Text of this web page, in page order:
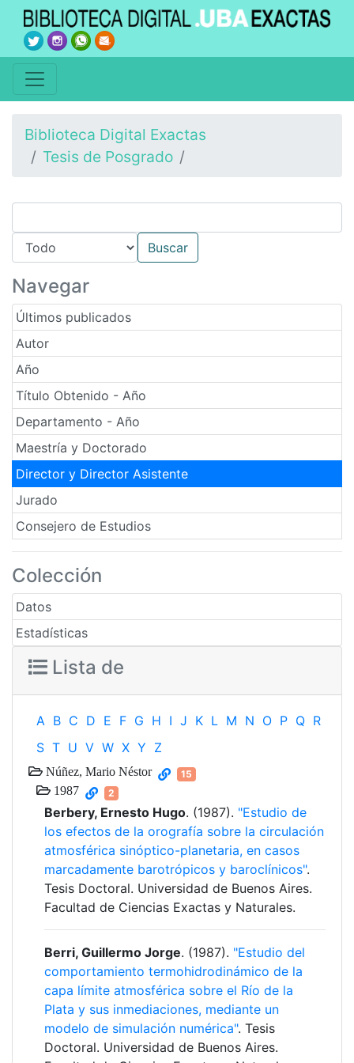
Biblioteca Digital Exactas
Tesis de Posgrado
Navegar
Últimos publicados
Autor
Año
Título Obtenido - Año
Departamento - Año
Maestría y Doctorado
Director y Director Asistente
Jurado
Consejero de Estudios
Colección
Datos
Estadísticas
Lista de
A B C D E F G H I J K L M N O P Q R
S T U V W X Y Z
Núñez, Mario Néstor 15
1987 2
Berbery, Ernesto Hugo. (1987). "Estudio de
los efectos de la orografía sobre la circulación
atmosférica sinóptico-planetaria, en casos
marcadamente barotrópicos y baroclínicos".
Tesis Doctoral. Universidad de Buenos Aires.
Facultad de Ciencias Exactas y Naturales.
Berri, Guillermo Jorge. (1987). "Estudio del
comportamiento termohidrodinámico de la
capa límite atmosférica sobre el Río de la
Plata y sus inmediaciones, mediante un
modelo de simulación numérica". Tesis
Doctoral. Universidad de Buenos Aires.